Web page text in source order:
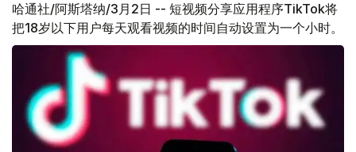
哈通社/阿斯塔纳/3月2日 -- 短视频分享应用程序TikTok将
把18岁以下用户每天观看视频的时间自动设置为一个小时。